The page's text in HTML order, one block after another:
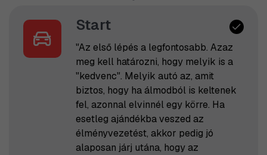
Start
"Az első lépés a legfontosabb. Azaz
meg kell határozni, hogy melyik is a
"kedvenc". Melyik autó az, amit
biztos, hogy ha álmodból is keltenek
fel, azonnal elvinnél egy körre. Ha
esetleg ajándékba veszed az
élményvezetést, akkor pedig jó
alaposan járj utána, hogy az